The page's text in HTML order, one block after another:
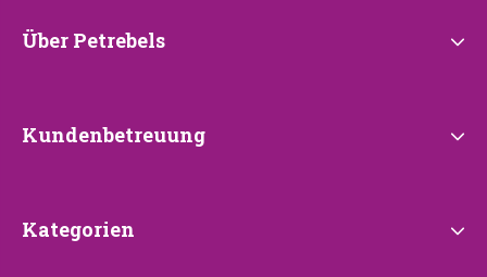
Über
Über Petrebels
Kundenbetreuung
Kundenbetreuung
Kategorien
Kategorien